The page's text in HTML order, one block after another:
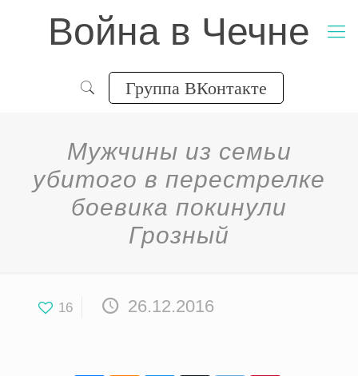
Война в Чечне
Группа ВКонтакте
Мужчины из семьи
убитого в перестрелке
боевика покинули
Грозный
16 26.12.2016